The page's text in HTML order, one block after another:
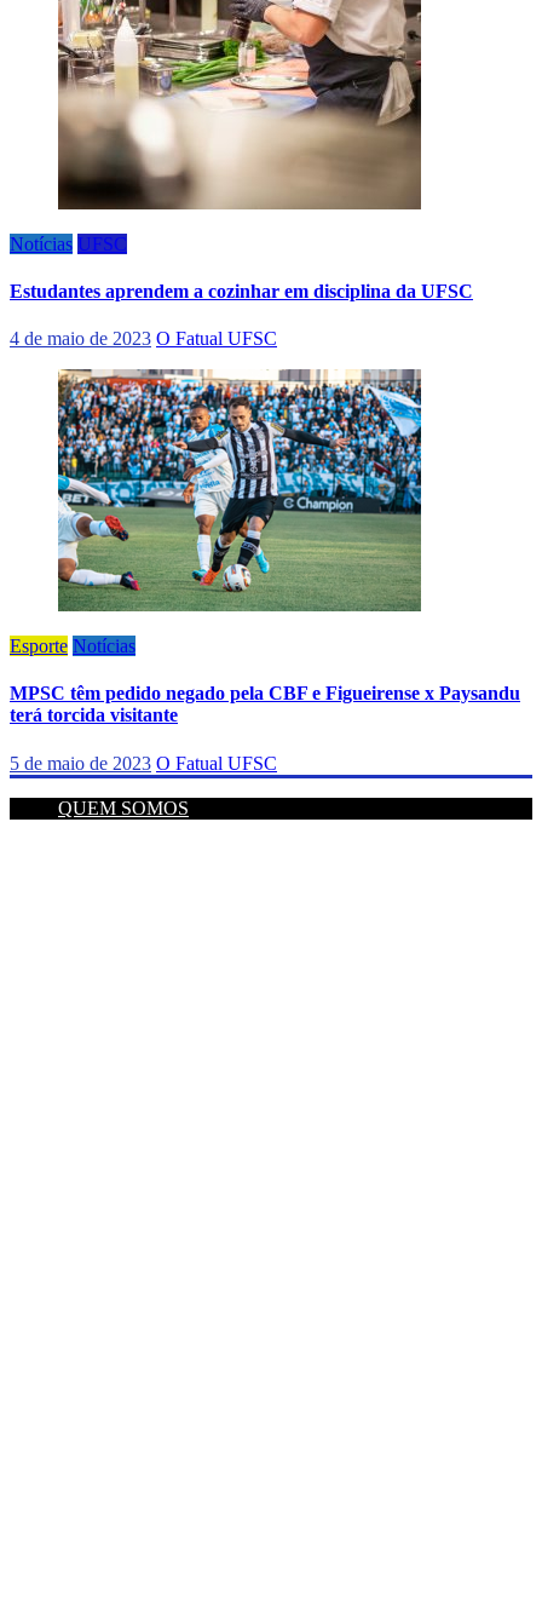
Notícias UFSC
Estudantes aprendem a cozinhar em disciplina da UFSC
4 de maio de 2023 O Fatual UFSC
Esporte Notícias
MPSC têm pedido negado pela CBF e Figueirense x Paysandu
terá torcida visitante
5 de maio de 2023 O Fatual UFSC
QUEM SOMOS